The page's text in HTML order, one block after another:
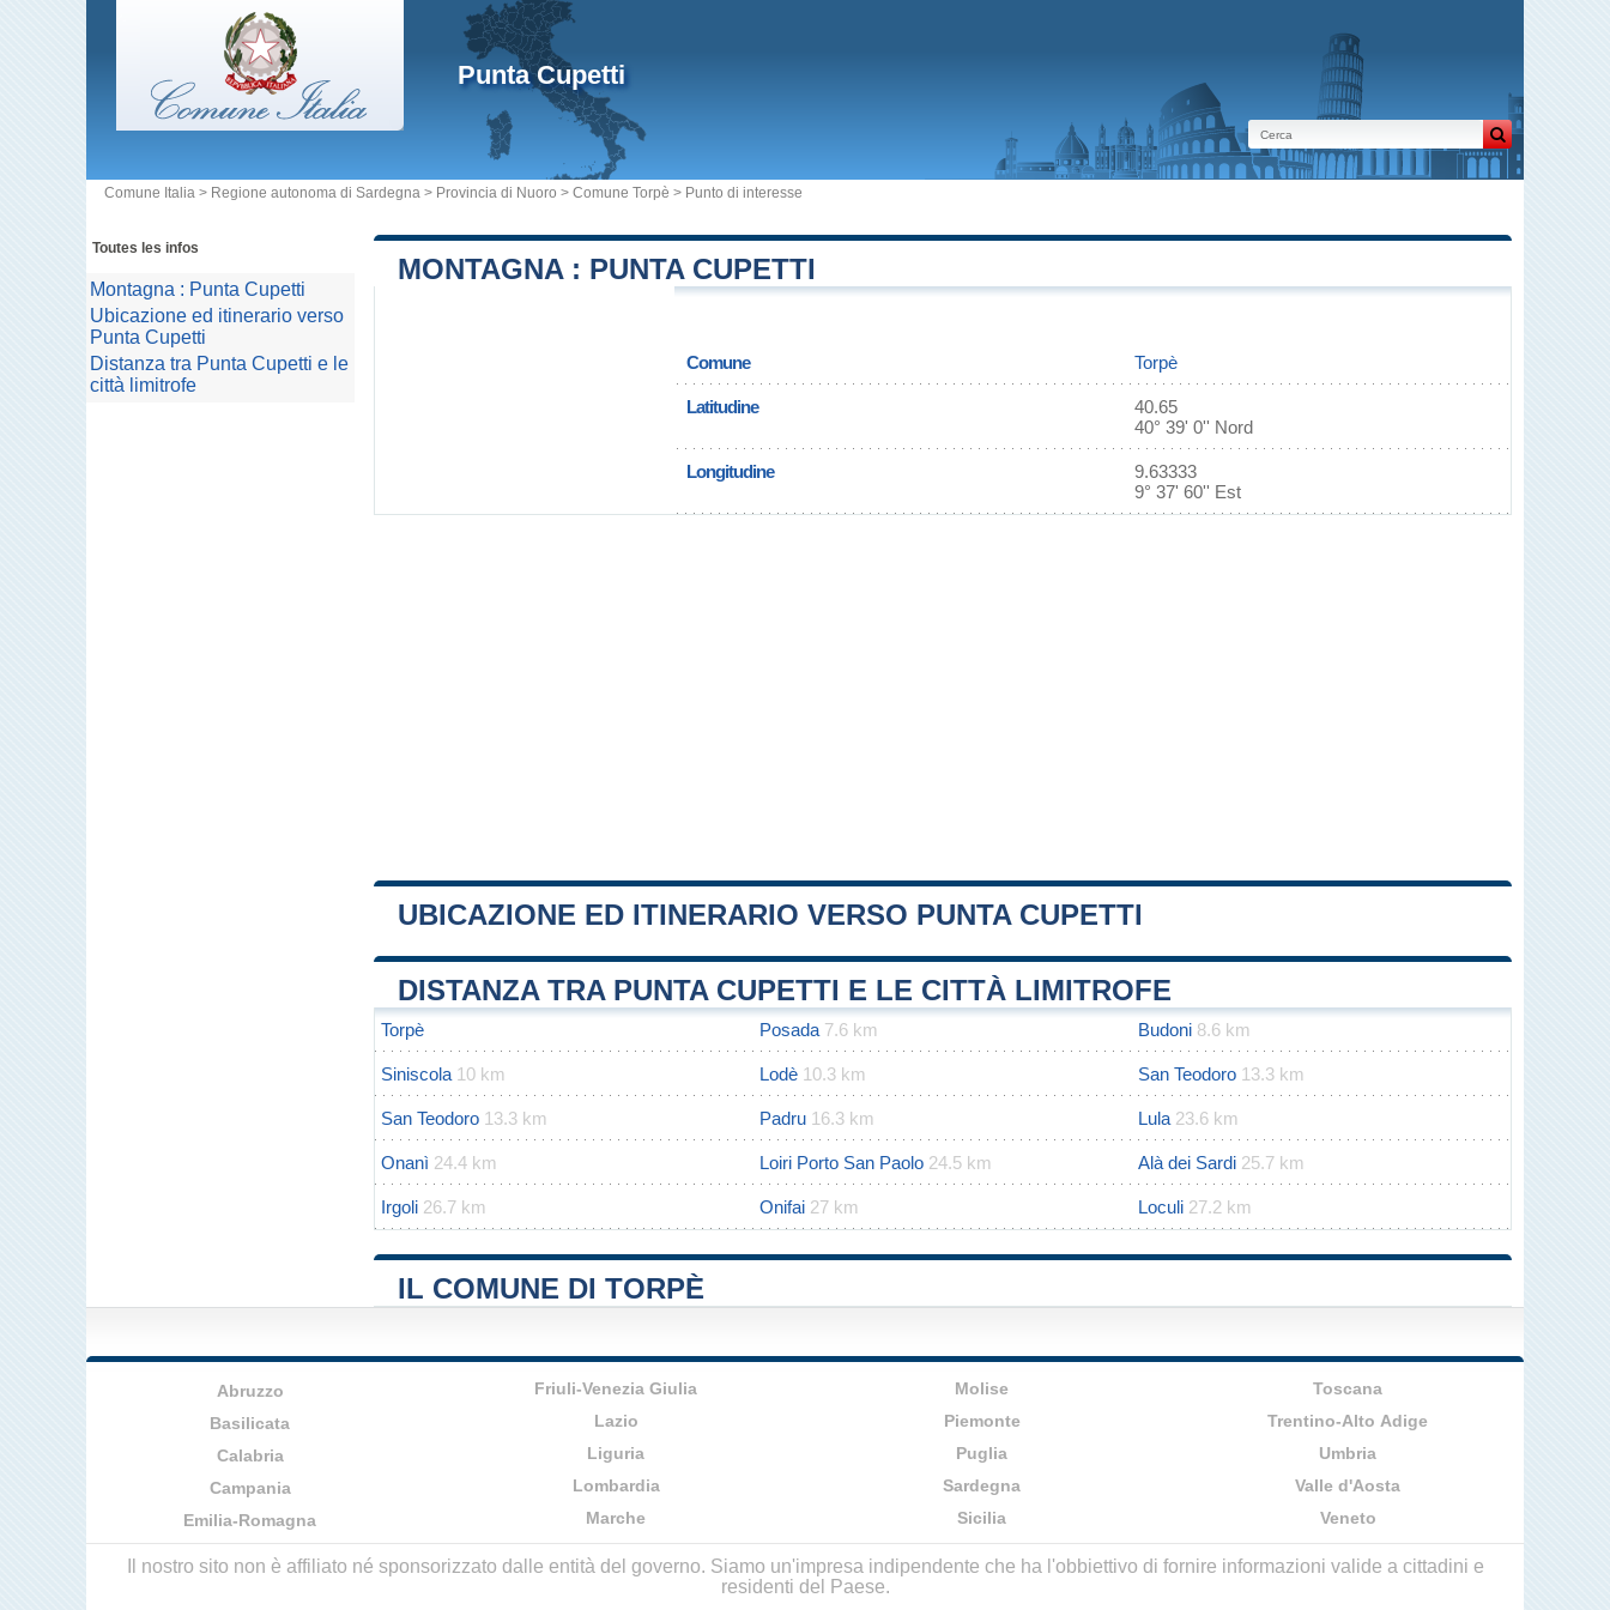
Punta Cupetti
Comune Italia > Regione autonoma di Sardegna > Provincia di Nuoro > Comune Torpè > Punto di interesse
MONTAGNA : PUNTA CUPETTI
Comune Torpè
Latitudine
40.65
40° 39' 0'' Nord
Longitudine
9.63333
9° 37' 60'' Est
UBICAZIONE ED ITINERARIO VERSO PUNTA CUPETTI
+
−
DISTANZA TRA PUNTA CUPETTI E LE CITTÀ LIMITROFE
Torpè Posada 7.6 km Budoni 8.6 km
Siniscola 10 km Lodè 10.3 km San Teodoro 13.3 km
San Teodoro 13.3 km Padru 16.3 km Lula 23.6 km
Onanì 24.4 km Loiri Porto San Paolo 24.5 km Alà dei Sardi 25.7 km
Irgoli 26.7 km Onifai 27 km Loculi 27.2 km
IL COMUNE DI TORPÈ
Toutes les infos
Montagna : Punta Cupetti
Ubicazione ed itinerario verso
Punta Cupetti
Distanza tra Punta Cupetti e le
città limitrofe
Abruzzo
Basilicata
Calabria
Campania
Emilia-Romagna
Friuli-Venezia Giulia
Lazio
Liguria
Lombardia
Marche
Molise
Piemonte
Puglia
Sardegna
Sicilia
Toscana
Trentino-Alto Adige
Umbria
Valle d'Aosta
Veneto
Il nostro sito non è affiliato né sponsorizzato dalle entità del governo. Siamo un'impresa indipendente che ha l'obbiettivo di fornire informazioni valide a cittadini e
residenti del Paese.